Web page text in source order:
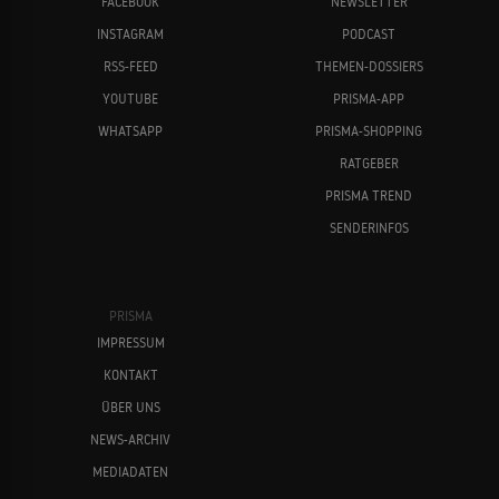
INSTAGRAM
RSS-FEED
YOUTUBE
WHATSAPP
PODCAST
THEMEN-DOSSIERS
PRISMA-APP
PRISMA-SHOPPING
RATGEBER
PRISMA TREND
SENDERINFOS
PRISMA
IMPRESSUM
KONTAKT
ÜBER UNS
NEWS-ARCHIV
MEDIADATEN